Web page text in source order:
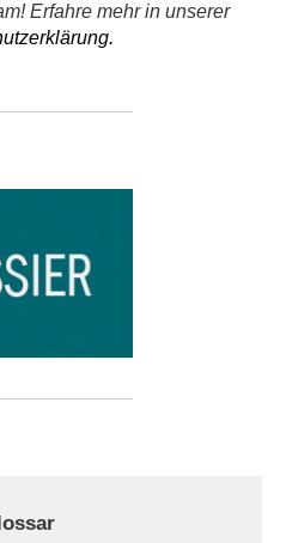
Erfahre mehr in unserer